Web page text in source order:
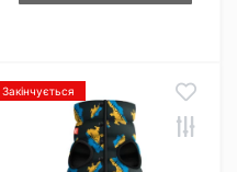
Закінчується